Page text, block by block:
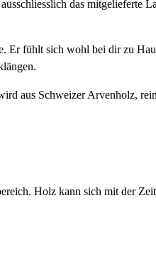
das mitgelieferte
Er fühlt sich wohl bei dir zu
aus Schweizer Arvenholz,
Holz kann sich mit der